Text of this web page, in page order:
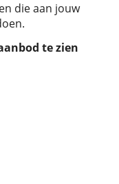
die aan jouw
te zien